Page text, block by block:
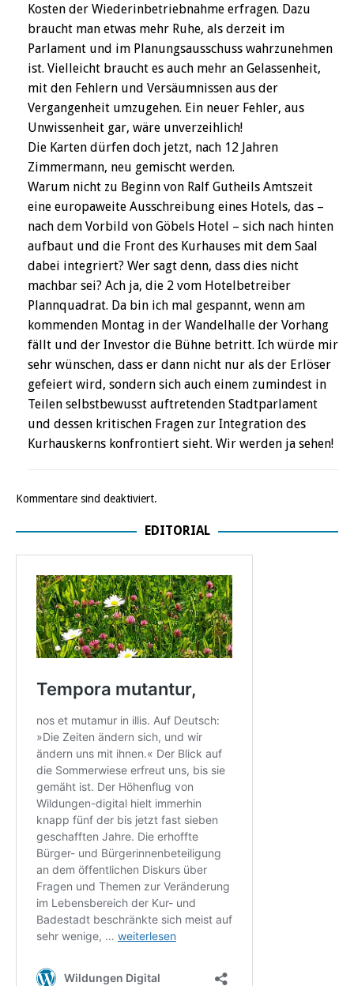
Kosten der Wiederinbetriebnahme erfragen. Dazu
braucht man etwas mehr Ruhe, als derzeit im
Parlament und im Planungsausschuss wahrzunehmen
ist. Vielleicht braucht es auch mehr an Gelassenheit,
mit den Fehlern und Versäumnissen aus der
Vergangenheit umzugehen. Ein neuer Fehler, aus
Unwissenheit gar, wäre unverzeihlich!
Die Karten dürfen doch jetzt, nach 12 Jahren
Zimmermann, neu gemischt werden.
Warum nicht zu Beginn von Ralf Gutheils Amtszeit
eine europaweite Ausschreibung eines Hotels, das –
nach dem Vorbild von Göbels Hotel – sich nach hinten
aufbaut und die Front des Kurhauses mit dem Saal
dabei integriert? Wer sagt denn, dass dies nicht
machbar sei? Ach ja, die 2 vom Hotelbetreiber
Plannquadrat. Da bin ich mal gespannt, wenn am
kommenden Montag in der Wandelhalle der Vorhang
fällt und der Investor die Bühne betritt. Ich würde mir
sehr wünschen, dass er dann nicht nur als der Erlöser
gefeiert wird, sondern sich auch einem zumindest in
Teilen selbstbewusst auftretenden Stadtparlament
und dessen kritischen Fragen zur Integration des
Kurhauskerns konfrontiert sieht. Wir werden ja sehen!
Kommentare sind deaktiviert.
EDITORIAL